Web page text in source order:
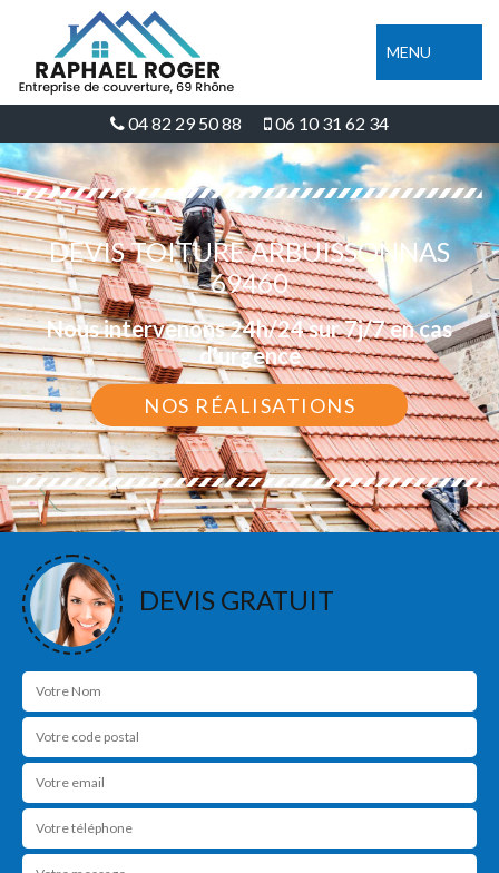
MENU
04 82 29 50 88 06 10 31 62 34
DEVIS TOITURE ARBUISSONNAS
69460
Nous intervenons 24h/24 sur 7j/7 en cas
d'urgence
NOS RÉALISATIONS
DEVIS GRATUIT